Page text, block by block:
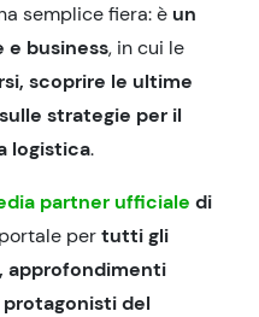
semplice fiera: è un
e business, in cui le
scoprire le ultime
strategie per il
logistica.
partner ufficiale di
pertutti gli
approfondimenti
del